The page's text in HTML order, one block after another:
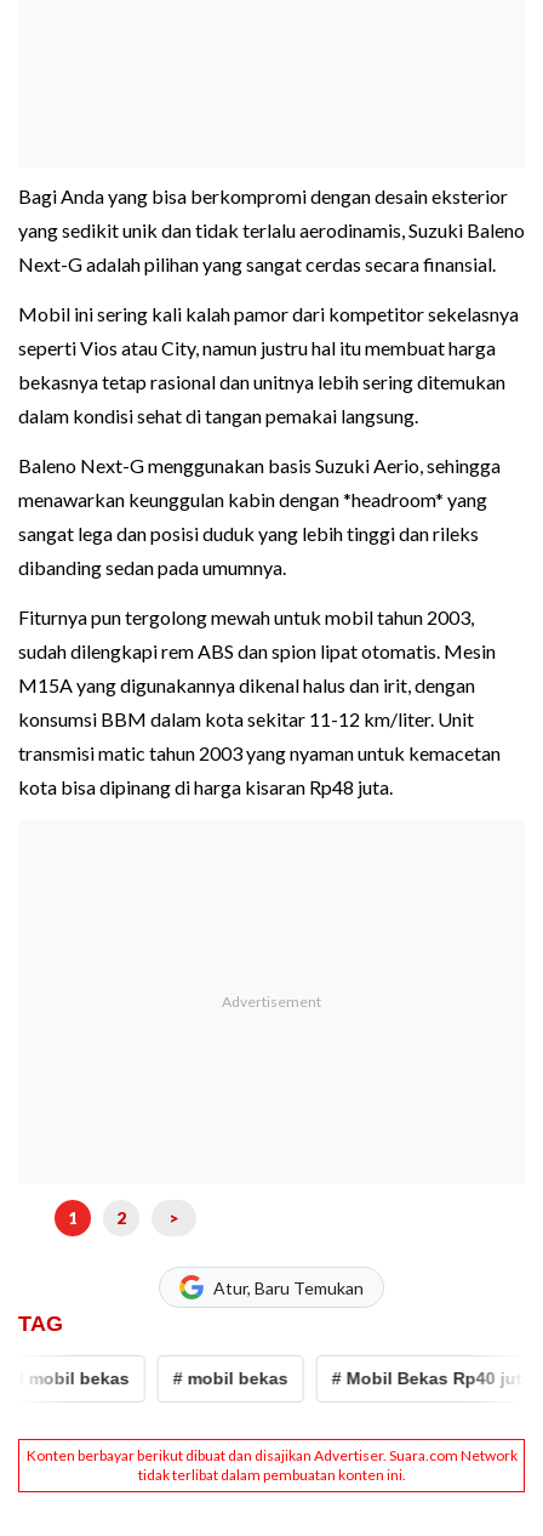
Bagi Anda yang bisa berkompromi dengan desain eksterior
yang sedikit unik dan tidak terlalu aerodinamis, Suzuki Baleno
Next-G adalah pilihan yang sangat cerdas secara finansial.
Mobil ini sering kali kalah pamor dari kompetitor sekelasnya
seperti Vios atau City, namun justru hal itu membuat harga
bekasnya tetap rasional dan unitnya lebih sering ditemukan
dalam kondisi sehat di tangan pemakai langsung.
Baleno Next-G menggunakan basis Suzuki Aerio, sehingga
menawarkan keunggulan kabin dengan *headroom* yang
sangat lega dan posisi duduk yang lebih tinggi dan rileks
dibanding sedan pada umumnya.
Fiturnya pun tergolong mewah untuk mobil tahun 2003,
sudah dilengkapi rem ABS dan spion lipat otomatis. Mesin
M15A yang digunakannya dikenal halus dan irit, dengan
konsumsi BBM dalam kota sekitar 11-12 km/liter. Unit
transmisi matic tahun 2003 yang nyaman untuk kemacetan
kota bisa dipinang di harga kisaran Rp48 juta.
1 2 >
Atur, Baru Temukan
TAG
mobil bekas # mobil bekas # Mobil Bekas Rp40 jutaan